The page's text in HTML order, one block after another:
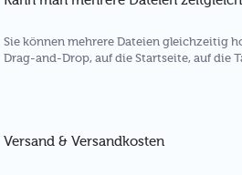
Sie können mehrere Dateien gleichzeitig
Drag-and-Drop, auf die Startseite, auf die
Versand & Versandkosten